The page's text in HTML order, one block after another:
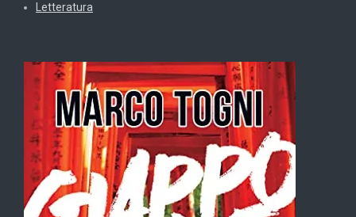
Letteratura